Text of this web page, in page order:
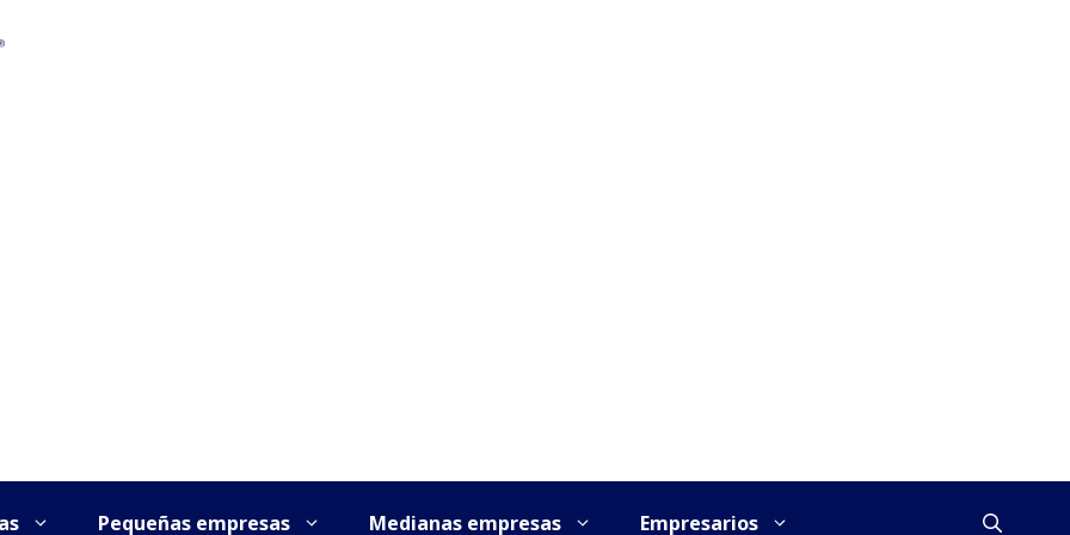
Pequeñas empresas Medianas empresas Empresarios